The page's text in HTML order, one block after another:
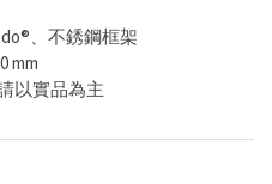
、不銹鋼框架
mm
以實品為主